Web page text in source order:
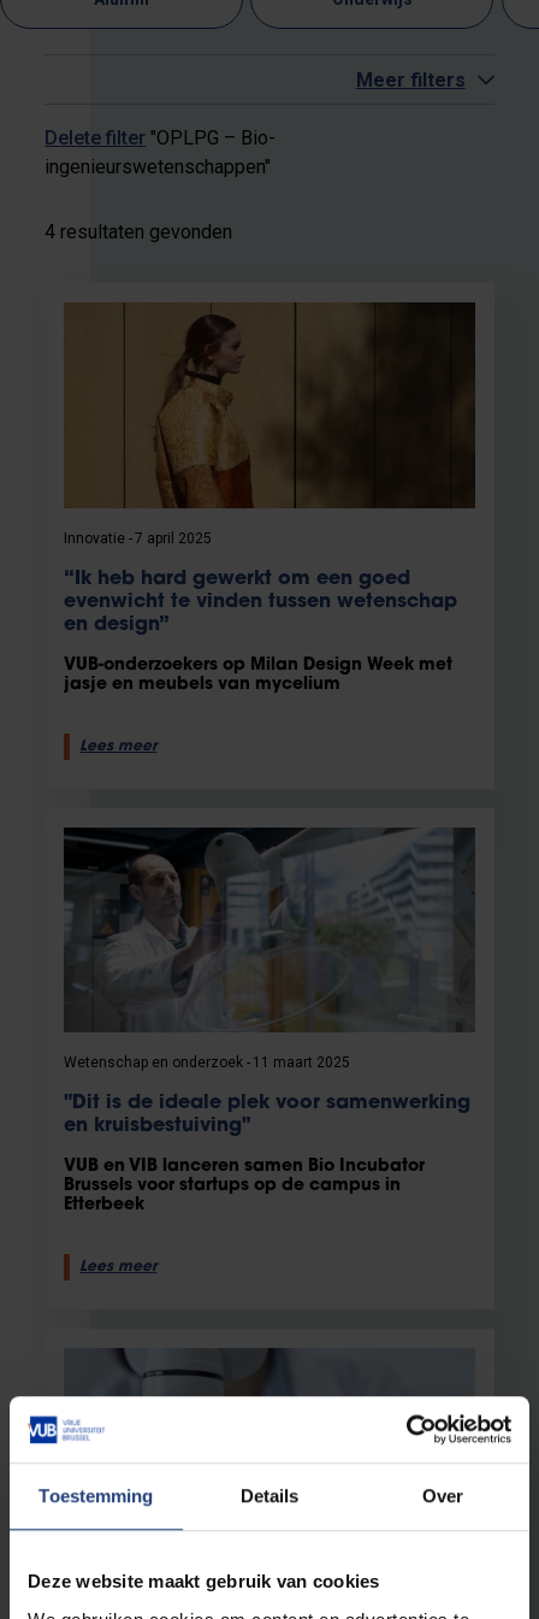
Toestemming Details Over
Deze website maakt gebruik van cookies
Meer filters
Delete filter "OPLPG – Bio-
ingenieurswetenschappen"
4 resultaten gevonden
Innovatie 7 april 2025
“Ik heb hard gewerkt om een goed
evenwicht te vinden tussen wetenschap
en design”
VUB-onderzoekers op Milan Design Week met
jasje en meubels van mycelium
Lees meer
Wetenschap en onderzoek 11 maart 2025
"Dit is de ideale plek voor samenwerking
en kruisbestuiving"
VUB en VIB lanceren samen Bio Incubator
Brussels voor startups op de campus in
Etterbeek
Lees meer
Gezondheid 1 oktober 2024